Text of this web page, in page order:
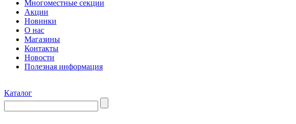
Многоместные секции
Акции
Новинки
О нас
Магазины
Контакты
Новости
Полезная информация
Каталог